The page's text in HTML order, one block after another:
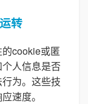
转
cookie或匿
人信息是否
为。这些技
速度。